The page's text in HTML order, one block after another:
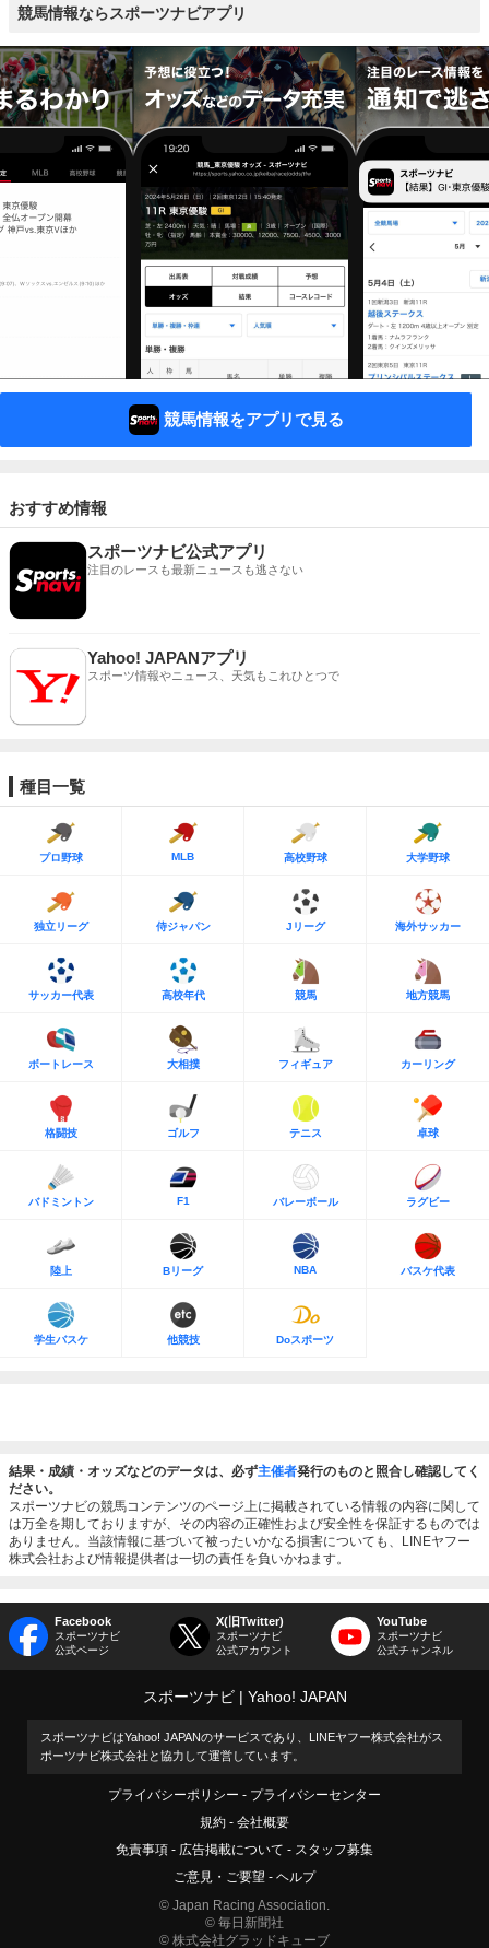
競馬情報ならスポーツナビアプリ
競馬情報をアプリで見る
おすすめ情報
スポーツナビ公式アプリ
注目のレースも最新ニュースも逃さない
Yahoo! JAPANアプリ
スポーツ情報やニュース、天気もこれひとつで
種目一覧
プロ野球 MLB 高校野球 大学野球
独立リーグ 侍ジャパン Jリーグ 海外サッカー
サッカー代表 高校年代 競馬 地方競馬
ボートレース 大相撲 フィギュア カーリング
格闘技 ゴルフ テニス 卓球
バドミントン F1 バレーボール ラグビー
陸上 Bリーグ NBA バスケ代表
学生バスケ 他競技 Doスポーツ
結果・成績・オッズなどのデータは、必ず主催者発行のものと照合し確認してく
ださい。
スポーツナビの競馬コンテンツのページ上に掲載されている情報の内容に関して
は万全を期しておりますが、その内容の正確性および安全性を保証するものでは
ありません。当該情報に基づいて被ったいかなる損害についても、LINEヤフー
株式会社および情報提供者は一切の責任を負いかねます。
Facebook
スポーツナビ
公式ページ
X(旧Twitter)
スポーツナビ
公式アカウント
YouTube
スポーツナビ
公式チャンネル
スポーツナビ Yahoo! JAPAN
スポーツナビはYahoo! JAPANのサービスであり、LINEヤフー株式会社がス
ポーツナビ株式会社と協力して運営しています。
プライバシーポリシー
プライバシーセンター
規約
会社概要
免責事項
広告掲載について
スタッフ募集
ご意見・ご要望
ヘルプ
© Japan Racing Association.
© 毎日新聞社
© 株式会社グラッドキューブ